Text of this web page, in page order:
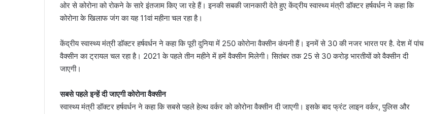
ओर से कोरोना को रोकने के सारे इंतजाम किए जा रहे हैं। इनकी सबकी जानकारी देते हुए केंद्रीय स्वास्थ्य मंत्री डॉक्टर हर्षवर्धन ने कहा कि
कोरोना के खिलाफ जंग का यह 11वां महीना चल रहा है।
केंद्रीय स्वास्थ्य मंत्री डॉक्टर हर्षवर्धन ने कहा कि पूरी दुनिया में 250 कोरोना वैक्सीन कंपनी हैं। इनमें से 30 की नजर भारत पर है. देश में पांच
वैक्सीन का ट्रायल चल रहा है। 2021 के पहले तीन महीने में हमें वैक्सीन मिलेगी। सितंबर तक 25 से 30 करोड़ भारतीयों को वैक्सीन दी
जाएगी।
सबसे पहले इन्हें दी जाएगी कोरोना वैक्सीन
स्वास्थ्य मंत्री डॉक्टर हर्षवर्धन ने कहा कि सबसे पहले हेल्थ वर्कर को कोरोना वैक्सीन दी जाएगी। इसके बाद फ्रंट लाइन वर्कर, पुलिस और